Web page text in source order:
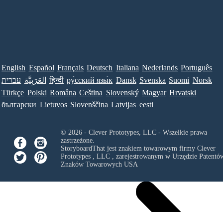
English Español Français Deutsch Italiana Nederlands Português
עברית العَرَبِيَّة हिन्दी ру́сский язы́к Dansk Svenska Suomi Norsk
Türkçe Polski Româna Ceština Slovenský Magyar Hrvatski
български Lietuvos Slovenščina Latvijas eesti
© 2026 - Clever Prototypes, LLC - Wszelkie prawa
zastrzeżone.
StoryboardThat jest znakiem towarowym firmy Clever
Prototypes , LLC, zarejestrowanym w Urzędzie
Znaków Towarowych USA